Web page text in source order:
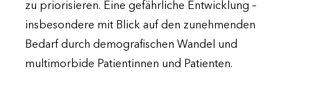
zu priorisieren. Eine gefährliche Entwicklung –
insbesondere mit Blick auf den zunehmenden
Bedarf durch demografischen Wandel und
multimorbide Patientinnen und Patienten.